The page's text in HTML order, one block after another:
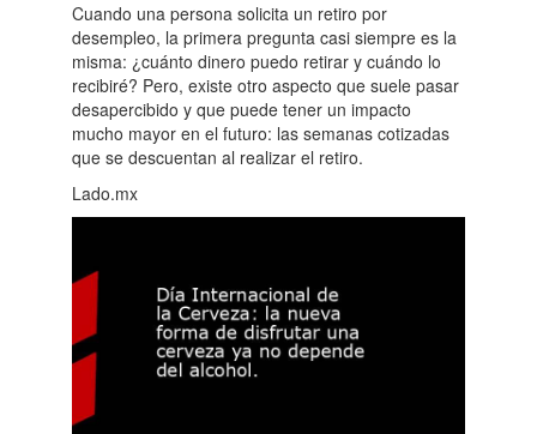
Cuando una persona solicita un retiro por
desempleo, la primera pregunta casi siempre es la
misma: ¿cuánto dinero puedo retirar y cuándo lo
recibiré? Pero, existe otro aspecto que suele pasar
desapercibido y que puede tener un impacto
mucho mayor en el futuro: las semanas cotizadas
que se descuentan al realizar el retiro.
Lado.mx